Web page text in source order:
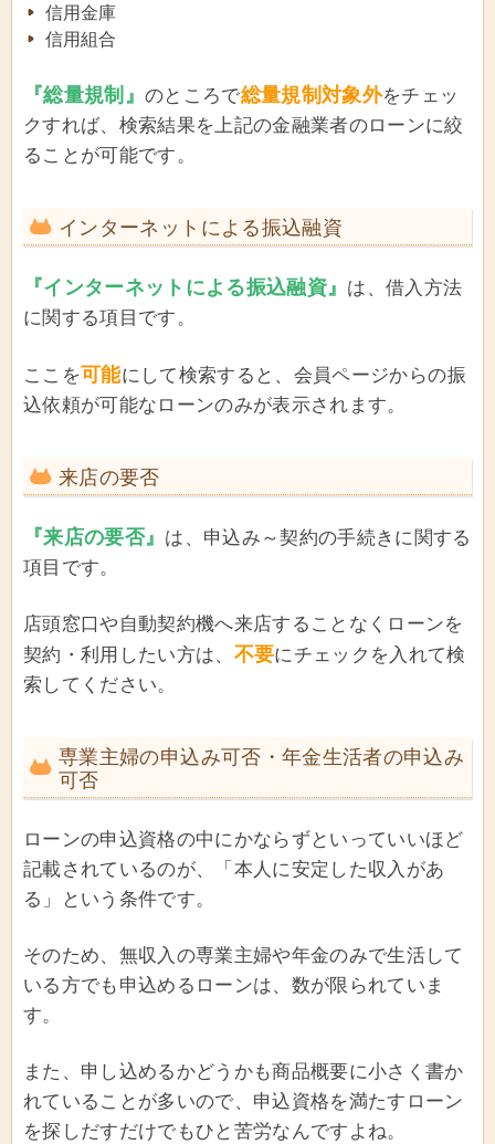
信用金庫
信用組合
『総量規制』のところで総量規制対象外をチェッ
クすれば、検索結果を上記の金融業者のローンに絞
ることが可能です。
インターネットによる振込融資
『インターネットによる振込融資』 は、借入方法
に関する項目です。
ここを可能にして検索すると、会員ページからの振
込依頼が可能なローンのみが表示されます。
来店の要否
『来店の要否』 は、申込み～契約の手続きに関する
項目です。
店頭窓口や自動契約機へ来店することなくローンを
契約・利用したい方は、 不要にチェックを入れて検
索してください。
専業主婦の申込み可否・年金生活者の申込み
可否
ローンの申込資格の中にかならずといっていいほど
記載されているのが、「本人に安定した収入があ
る」という条件です。
そのため、無収入の専業主婦や年金のみで生活して
いる方でも申込めるローンは、数が限られていま
す。
また、申し込めるかどうかも商品概要に小さく書か
れていることが多いので、申込資格を満たすローン
を探しだすだけでもひと苦労なんですよね。